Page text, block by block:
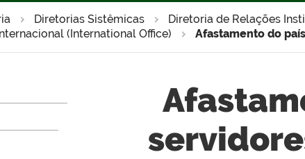
Diretorias Sistêmicas
Diretoria de Relações
(International Office)
Afastamento do